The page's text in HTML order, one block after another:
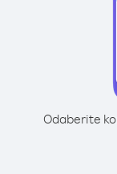
Odaberite